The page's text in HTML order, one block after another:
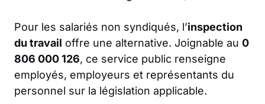
Pour les salariés non syndiqués, l’inspection
du travail offre une alternative. Joignable au 0
806 000 126, ce service public renseigne
employés, employeurs et représentants du
personnel sur la législation applicable.